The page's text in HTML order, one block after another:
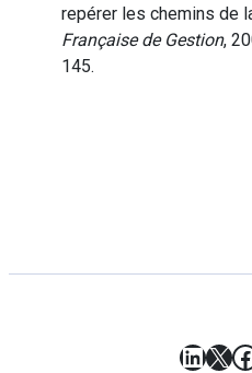
repérer les chemins de
Française de Gestion,
145.
X